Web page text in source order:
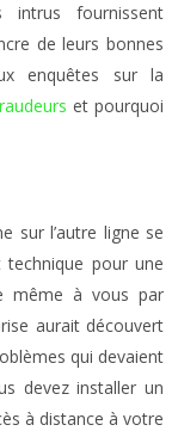
fournissent
de leurs bonnes
enquêtes sur la
et pourquoi
sur l’autre ligne se
pour une
même à vous par
aurait découvert
qui devaient
devez installer un
à distance à votre